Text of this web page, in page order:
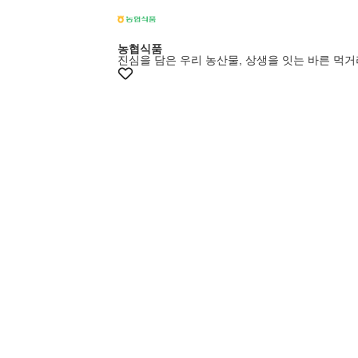
농협식품
진심을 담은 우리 농산물, 상생을 잇는 바른 먹거